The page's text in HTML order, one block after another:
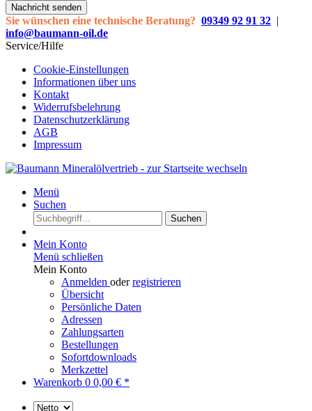
Nachricht senden
Sie wünschen eine technische Beratung? 09349 92 91 32 |
info@baumann-oil.de
Service/Hilfe
Cookie-Einstellungen
Informationen über uns
Kontakt
Widerrufsbelehrung
Datenschutzerklärung
AGB
Impressum
Menü
Suchen
Suchen
Mein Konto
Menü schließen
Mein Konto
Anmelden oderregistrieren
Übersicht
Persönliche Daten
Adressen
Zahlungsarten
Bestellungen
Sofortdownloads
Merkzettel
Warenkorb 0 0,00 € *